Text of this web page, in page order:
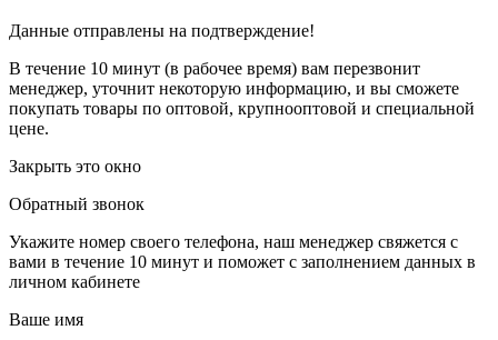
Данные отправлены на подтверждение!
В течение 10 минут (в рабочее время) вам перезвонит
менеджер, уточнит некоторую информацию, и вы сможете
покупать товары по оптовой, крупнооптовой и специальной
цене.
Закрыть это окно
Обратный звонок
Укажите номер своего телефона, наш менеджер свяжется с
вами в течение 10 минут и поможет с заполнением данных в
личном кабинете
Ваше имя